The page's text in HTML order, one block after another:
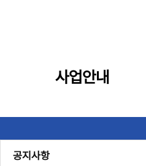
사업안내
공지사항